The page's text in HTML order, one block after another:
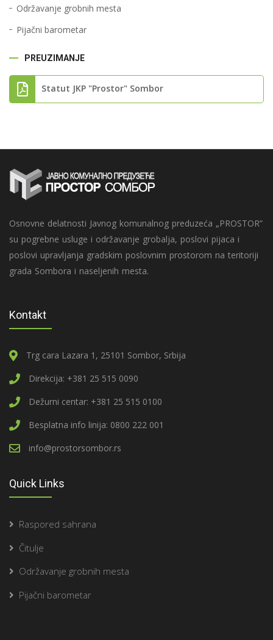
Održavanje grobnih mesta
Pijačni barometar
PREUZIMANJE
Statut JKP "Prostor" Sombor
Osnovne delatnosti Javnog komunalnog preduzeća „PROSTOR”
su pogrebne usluge i održavanje grobalja, poslovi pijaca i
poslovi upravljanja gradskim poslovnim prostorom na teritoriji
grada Sombora i naseljenih mesta.
Kontakt
Trg cara Lazara 1, 25101 Sombor, Srbija
Direkcija: +381 25 515 0090
Dežurni centar: +381 25 515 0100
Besplatna info linija: 0800 222 001
info@prostorsombor.rs
Quick Links
Raspored sahrana
Čitulje
Održavanje grobnih mesta
Pijačni barometar